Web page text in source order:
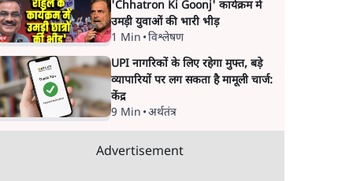
'Chhatron Ki Goonj' कार्यक्रम में
उमड़ी युवाओं की भारी भीड़
1 Min •विश्लेषण
UPI नागरिकों के लिए रहेगा मुफ्त, बड़े
व्यापारियों पर लग सकता है मामूली चार्ज:
केंद्र
9 Min •अर्थतंत्र
Advertisement